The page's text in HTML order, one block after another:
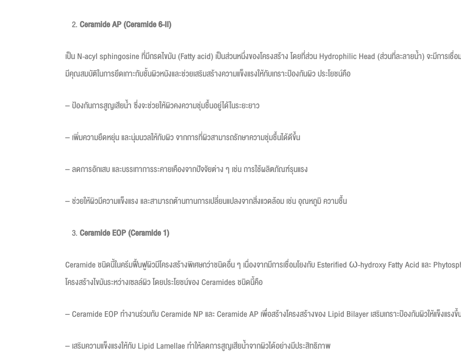
Ceramide AP (Ceramide 6-II)
เป็น N-acyl sphingosine ที่มีกรดไขมัน (Fatty acid) เป็นส่วนหนึ่งของโครงสร้าง โดยที่ส่วน Hydrophilic Head (ส่วนที่ละลายน้ำ) จะมีการเ
มีคุณสมบัติในการยึดเกาะกับชั้นผิวหนังและช่วยเสริมสร้างความแข็งแรงให้กับเกราะป้องกันผิว ประโยชน์คือ
– ป้องกันการสูญเสียน้ำ ซึ่งจะช่วยให้ผิวคงความชุ่มชื้นอยู่ได้ในระยะยาว
– เพิ่มความยืดหยุ่น และนุ่มนวลให้กับผิว จากการที่ผิวสามารถรักษาความชุ่มชื้นได้ดีขึ้น
– ลดการอักเสบ และบรรเทาการระคายเคืองจากปัจจัยต่าง ๆ เช่น การใช้ผลิตภัณฑ์รุนแรง
– ช่วยให้ผิวมีความแข็งแรง และสามารถต้านทานการเปลี่ยนแปลงจากสิ่งแวดล้อม เช่น อุณหภูมิ ความชื้น
Ceramide EOP (Ceramide 1)
Ceramide ชนิดนี้ในครีมฟื้นฟูผิวมีโครงสร้างพิเศษกว่าชนิดอื่น ๆ เนื่องจากมีการเชื่อมโยงกับ Esterified ω-hydroxy Fatty Acid และ
โครงสร้างไขมันระหว่างเซลล์ผิว โดยประโยชน์ของ Ceramides ชนิดนี้คือ
– Ceramide EOP ทำงานร่วมกับ Ceramide NP และ Ceramide AP เพื่อสร้างโครงสร้างของ Lipid Bilayer เสริมเกราะป้องกันผิวให้แข็งแรงขึ้
– เสริมความแข็งแรงให้กับ Lipid Lamellae ทำให้ลดการสูญเสียน้ำจากผิวได้อย่างมีประสิทธิภาพ